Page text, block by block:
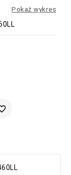
Pokaż wykres